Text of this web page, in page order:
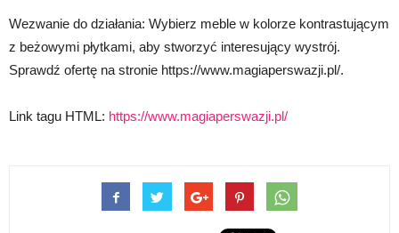
Wezwanie do działania: Wybierz meble w kolorze kontrastującym
z beżowymi płytkami, aby stworzyć interesujący wystrój.
Sprawdź ofertę na stronie https://www.magiaperswazji.pl/.
Link tagu HTML: https://www.magiaperswazji.pl/